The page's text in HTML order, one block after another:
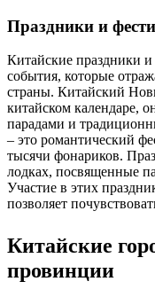
Праздники и
Китайские праздники
события, которые
страны. Китайский
китайском календаре,
парадами и
– это романтический
тысячи фонариков.
лодках, посвященные
Участие в этих
позволяет
Китайские
провинции